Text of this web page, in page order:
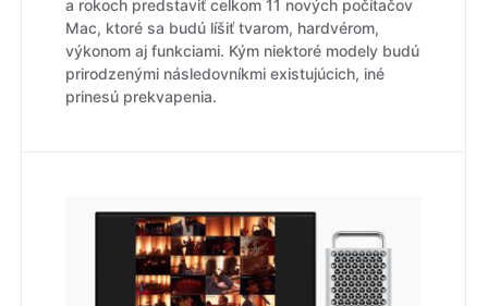
a rokoch predstaviť celkom 11 nových počítačov
Mac, ktoré sa budú líšiť tvarom, hardvérom,
výkonom aj funkciami. Kým niektoré modely budú
prirodzenými následovníkmi existujúcich, iné
prinesú prekvapenia.